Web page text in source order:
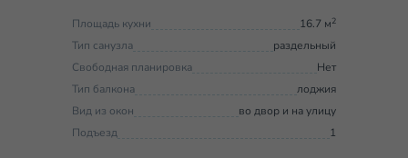
Площадь кухни 16.7 м2
Тип санузла
раздельный
Свободная планировка
Нет
Тип балкона
лоджия
Вид из окон
во двор и на улицу
Подъезд
1